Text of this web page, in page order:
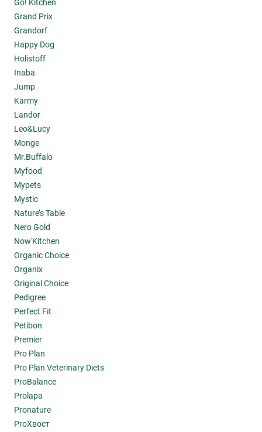
Go! Kitchen
Grand Prix
Grandorf
Happy Dog
Holistoff
Inaba
Jump
Karmy
Landor
Leo&Lucy
Monge
Mr.Buffalo
Myfood
Mypets
Mystic
Nature’s Table
Nero Gold
Now'Kitchen
Organic Choice
Organix
Original Choice
Pedigree
Perfect Fit
Petibon
Premier
Pro Plan
Pro Plan Veterinary Diets
ProBalance
Prolapa
Pronature
ProХвост